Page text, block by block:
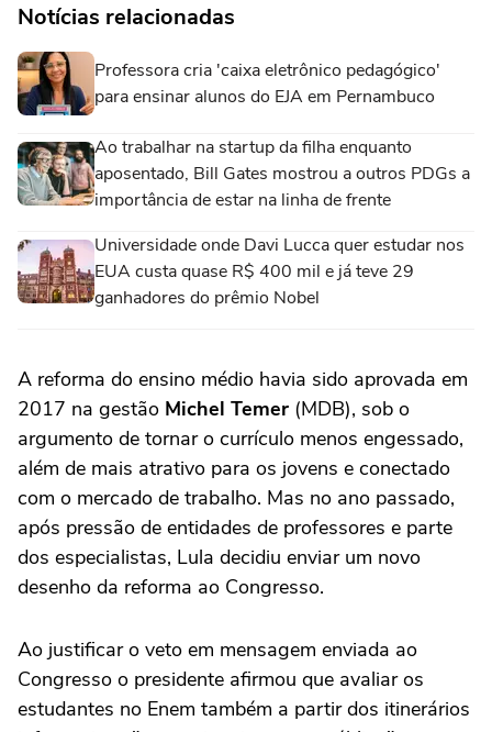
Notícias relacionadas
Professora cria 'caixa eletrônico pedagógico'
para ensinar alunos do EJA em Pernambuco
Ao trabalhar na startup da filha enquanto
aposentado, Bill Gates mostrou a outros PDGs a
importância de estar na linha de frente
Universidade onde Davi Lucca quer estudar nos
EUA custa quase R$ 400 mil e já teve 29
ganhadores do prêmio Nobel
A reforma do ensino médio havia sido aprovada em
2017 na gestão Michel Temer (MDB), sob o
argumento de tornar o currículo menos engessado,
além de mais atrativo para os jovens e conectado
com o mercado de trabalho. Mas no ano passado,
após pressão de entidades de professores e parte
dos especialistas, Lula decidiu enviar um novo
desenho da reforma ao Congresso.
Ao justificar o veto em mensagem enviada ao
Congresso o presidente afirmou que avaliar os
estudantes no Enem também a partir dos itinerários